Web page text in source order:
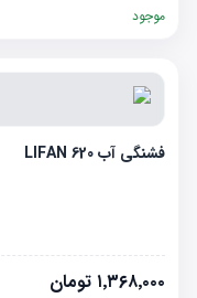
موجود
فشنگی آب LIFAN 620
۱٬۳۶۸٬۰۰۰ تومان